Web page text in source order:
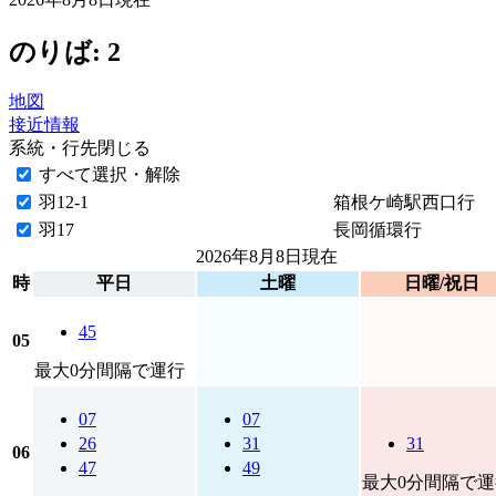
のりば: 2
地図
接近情報
系統・行先閉じる
すべて選択・解除
羽12-1
箱根ケ崎駅西口行
羽17
長岡循環行
2026年8月8日 現在
時
平日 土曜 日曜/祝日
05 45
最大0分間隔で運行
06
07
26
47
07
31
49
31
最大0分間隔で